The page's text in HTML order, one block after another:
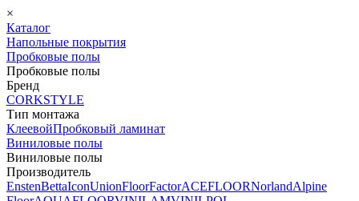
×
Каталог
Напольные покрытия
Пробковые полы
Пробковые полы
Бренд
CORKSTYLE
Тип монтажа
КлеевойПробковый ламинат
Виниловые полы
Виниловые полы
Производитель
EnstenBettaIconUnionFloorFactorACEFLOORNorlandAlpine